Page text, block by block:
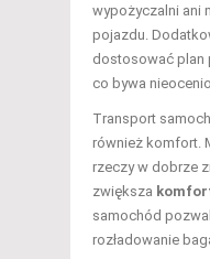
wypożyczalni ani
pojazdu.
dostosować plan
co bywa
Transport
również komfort.
rzeczy w dobrze
zwiększa
samochód
rozładowanie